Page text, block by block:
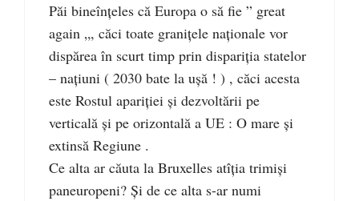
Păi bineînțeles că Europa o să fie ” great
again „, căci toate granițele naționale vor
dispărea în scurt timp prin dispariția statelor
– națiuni ( 2030 bate la ușă ! ) , căci acesta
este Rostul apariției și dezvoltării pe
verticală și pe orizontală a UE : O mare și
extinsă Regiune .
Ce alta ar căuta la Bruxelles atîția trimiși
paneuropeni? Și de ce alta s-ar numi